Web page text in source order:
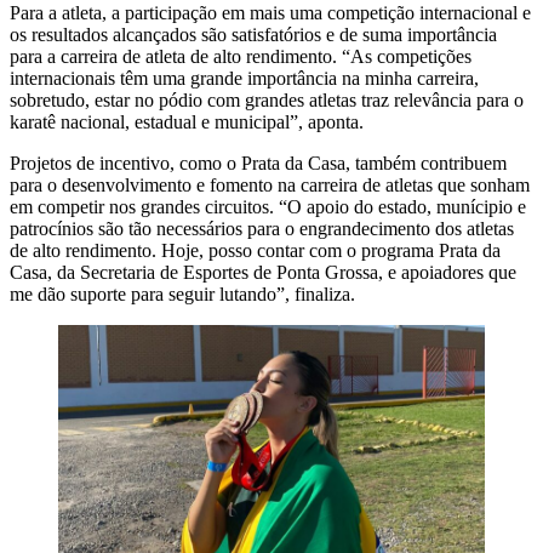
Para a atleta, a participação em mais uma competição internacional e
os resultados alcançados são satisfatórios e de suma importância
para a carreira de atleta de alto rendimento. “As competições
internacionais têm uma grande importância na minha carreira,
sobretudo, estar no pódio com grandes atletas traz relevância para o
karatê nacional, estadual e municipal”, aponta.
Projetos de incentivo, como o Prata da Casa, também contribuem
para o desenvolvimento e fomento na carreira de atletas que sonham
em competir nos grandes circuitos. “O apoio do estado, munícipio e
patrocínios são tão necessários para o engrandecimento dos atletas
de alto rendimento. Hoje, posso contar com o programa Prata da
Casa, da Secretaria de Esportes de Ponta Grossa, e apoiadores que
me dão suporte para seguir lutando”, finaliza.